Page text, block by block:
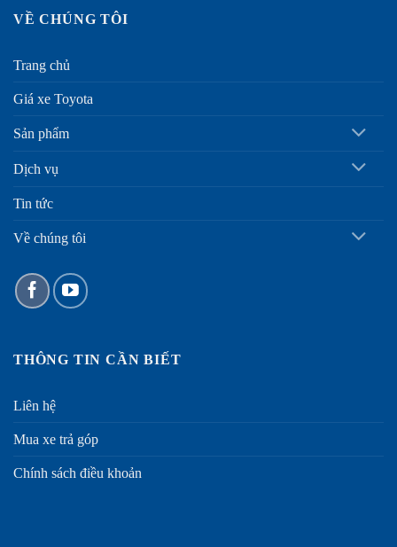
VỀ CHÚNG TÔI
Trang chủ
Giá xe Toyota
Sản phẩm
Dịch vụ
Tin tức
Về chúng tôi
THÔNG TIN CẦN BIẾT
Liên hệ
Mua xe trả góp
Chính sách điều khoản